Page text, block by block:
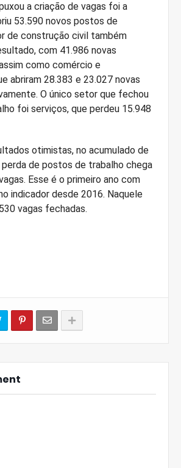
a criação de vagas foi a
53.590 novos postos de
de construção civil também
com 41.986 novas
como comércio e
abriram 28.383 e 23.027 novas
O único setor que fechou
foi serviços, que perdeu 15.948
otimistas, no acumulado de
perda de postos de trabalho chega
Esse é o primeiro ano com
indicador desde 2016. Naquele
vagas fechadas.